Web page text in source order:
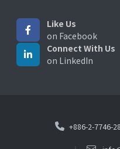
Like Us
on Facebook
Connect With Us
on LinkedIn
+886-2-7746-